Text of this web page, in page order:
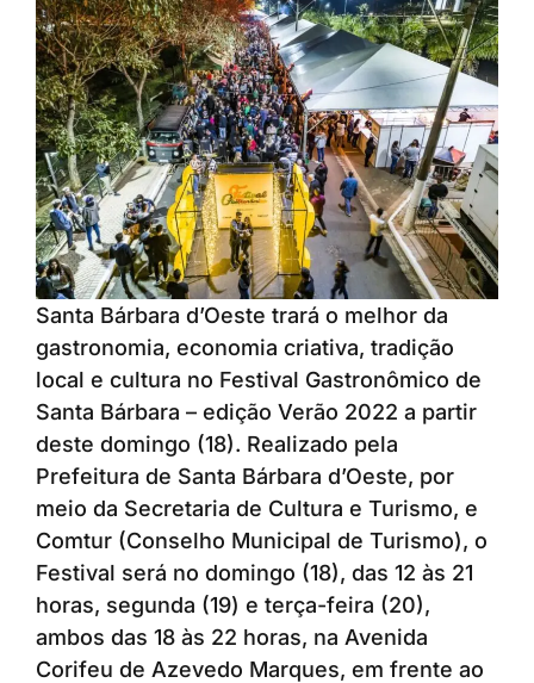
Santa Bárbara d’Oeste trará o melhor da
gastronomia, economia criativa, tradição
local e cultura no Festival Gastronômico de
Santa Bárbara – edição Verão 2022 a partir
deste domingo (18). Realizado pela
Prefeitura de Santa Bárbara d’Oeste, por
meio da Secretaria de Cultura e Turismo, e
Comtur (Conselho Municipal de Turismo), o
Festival será no domingo (18), das 12 às 21
horas, segunda (19) e terça-feira (20),
ambos das 18 às 22 horas, na Avenida
Corifeu de Azevedo Marques, em frente ao